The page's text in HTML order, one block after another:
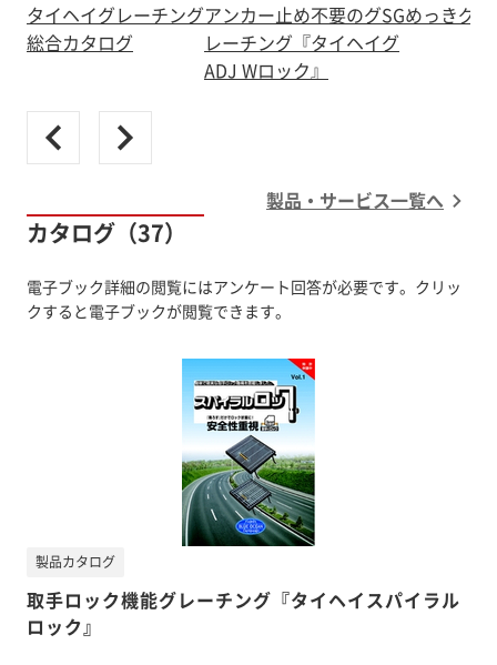
タイヘイグレーチング
総合カタログ
アンカー止め不要のグ
レーチング『タイヘイ
ADJ Wロック』
SGめっきグ
グ
製品・サービス一覧へ
カタログ（37）
電子ブック詳細の閲覧にはアンケート回答が必要です。クリッ
クすると電子ブックが閲覧できます。
取手ロック機能グレーチング『タイヘイスパイラル
ロック』
製品カタログ